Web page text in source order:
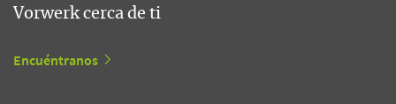
Vorwerk cerca de ti
Encuéntranos